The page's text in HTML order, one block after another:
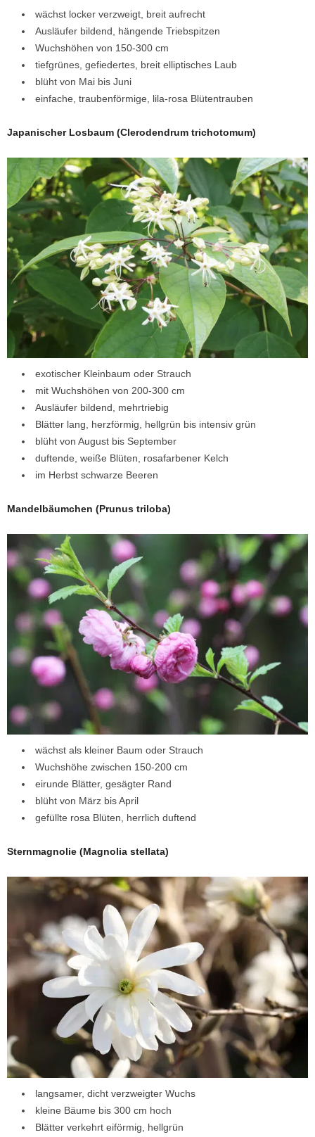
wächst locker verzweigt, breit aufrecht
Ausläufer bildend, hängende Triebspitzen
Wuchshöhen von 150-300 cm
tiefgrünes, gefiedertes, breit elliptisches Laub
blüht von Mai bis Juni
einfache, traubenförmige, lila-rosa Blütentrauben
Japanischer Losbaum (Clerodendrum trichotomum)
exotischer Kleinbaum oder Strauch
mit Wuchshöhen von 200-300 cm
Ausläufer bildend, mehrtriebig
Blätter lang, herzförmig, hellgrün bis intensiv grün
blüht von August bis September
duftende, weiße Blüten, rosafarbener Kelch
im Herbst schwarze Beeren
Mandelbäumchen (Prunus triloba)
wächst als kleiner Baum oder Strauch
Wuchshöhe zwischen 150-200 cm
eirunde Blätter, gesägter Rand
blüht von März bis April
gefüllte rosa Blüten, herrlich duftend
Sternmagnolie (Magnolia stellata)
langsamer, dicht verzweigter Wuchs
kleine Bäume bis 300 cm hoch
Blätter verkehrt eiförmig, hellgrün